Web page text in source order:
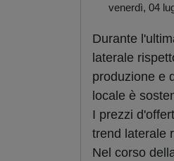
venerdì, 04
Durante
laterale
produzione e
locale è
I prezzi
trend laterale
Nel corso